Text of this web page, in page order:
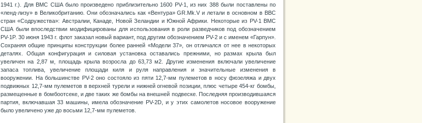
1941 г.). Для ВМС США было произведено приблизительно 1600 PV-1, из них 388 были поставлены по
«ленд-лизу» в Великобританию. Они обозначались как «Вентура» GR.Mk.V и летали в основном в ВВС
стран «Содружества»: Австралии, Канаде, Новой Зеландии и Южной Африки. Некоторые из PV-1 ВМС
США были впоследствии модифицированы для использования в роли разведчиков под обозначением
PV-1P. 30 июня 1943 г. флот заказал новый вариант, под другим обозначением PV-2 и с именем «Гарпун».
Сохраняя общие принципы конструкции более ранней «Модели 37», он отличался от нее в некоторых
деталях. Общая конфигурация и силовая установка оставались прежними, но размах крыла был
увеличен на 2,87 м, площадь крыла возросла до 63,73 м2. Другие изменения включали увеличение
запаса топлива, увеличение площади киля и руля направления и значительные изменения в
вооружении. На большинстве PV-2 оно состояло из пяти 12,7-мм пулеметов в носу фюзеляжа и двух
подвижных 12,7-мм пулеметов в верхней турели и нижней огневой позиции, плюс четыре 454-кг бомбы,
размещенные в бомбоотсеке, и две таких же бомбы на внешней подвеске. Последняя производившаяся
партия, включавшая 33 машины, имела обозначение PV-2D, и у этих самолетов носовое вооружение
было увеличено уже до восьми 12,7-мм пулеметов.